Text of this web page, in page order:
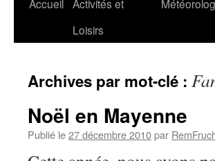
Accueil Activités et
Loisirs
Archives par mot-clé :
Noël en Mayenne
Publié le27 décembre 2010par